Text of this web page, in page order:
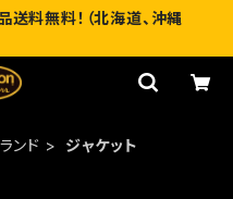
料無料！（北海道、沖縄
ンド ジャケット